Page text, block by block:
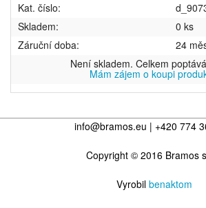
Kat. číslo:
Skladem:
0 ks
Záruční doba:
24
Není skladem. Celkem
Mám zájem o koupi
info@bramos.eu | +420 774
Copyright © 2016 Bramos
Vyrobil benaktom